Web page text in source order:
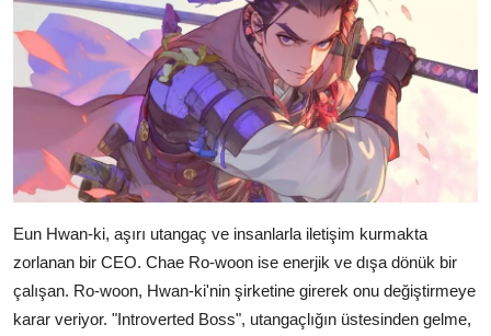
Eun Hwan-ki, aşırı utangaç ve insanlarla iletişim kurmakta
zorlanan bir CEO. Chae Ro-woon ise enerjik ve dışa dönük bir
çalışan. Ro-woon, Hwan-ki'nin şirketine girerek onu değiştirmeye
karar veriyor. "Introverted Boss", utangaçlığın üstesinden gelme,